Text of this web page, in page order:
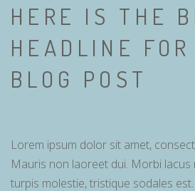
HERE IS THE
HEADLINE FOR
BLOG POST
Lorem ipsum dolor sit amet,
Mauris non laoreet dui. Morbi lacus
turpis molestie, tristique sodales